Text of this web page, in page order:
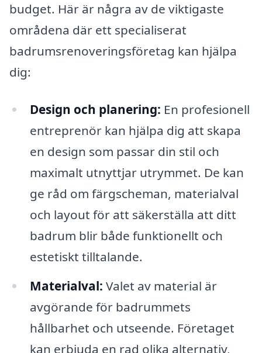
budget. Här är några av de viktigaste
områdena där ett specialiserat
badrumsrenoveringsföretag kan hjälpa
dig:
Design och planering: En profesionell
entreprenör kan hjälpa dig att skapa
en design som passar din stil och
maximalt utnyttjar utrymmet. De kan
ge råd om färgscheman, materialval
och layout för att säkerställa att ditt
badrum blir både funktionellt och
estetiskt tilltalande.
Materialval: Valet av material är
avgörande för badrummets
hållbarhet och utseende. Företaget
kan erbjuda en rad olika alternativ,